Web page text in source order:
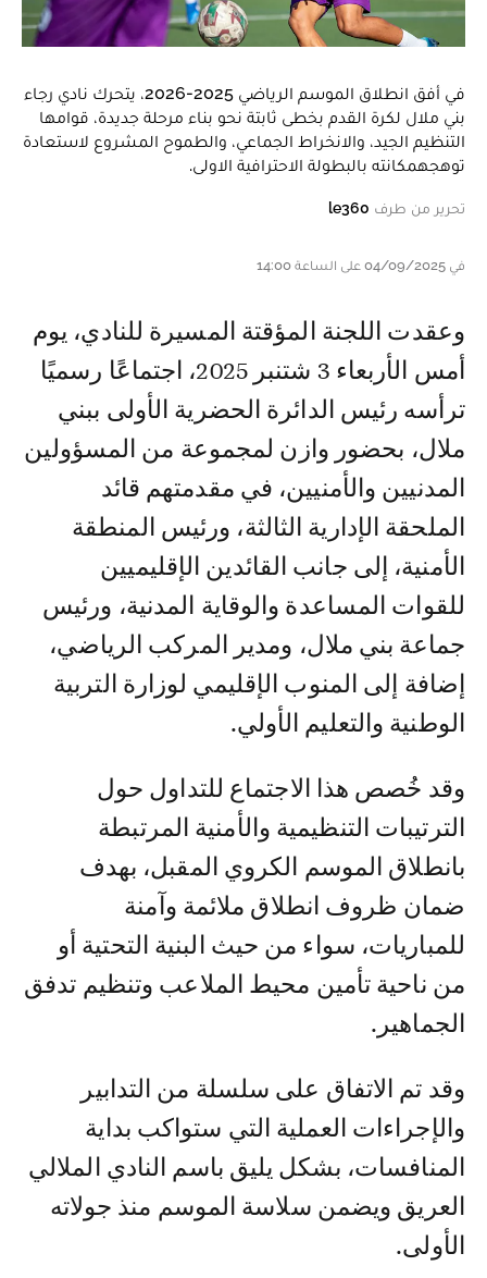
في أفق انطلاق الموسم الرياضي 2025-2026، يتحرك نادي رجاء
بني ملال لكرة القدم بخطى ثابتة نحو بناء مرحلة جديدة، قوامها
التنظيم الجيد، والانخراط الجماعي، والطموح المشروع لاستعادة
توهجهمكانته بالبطولة الاحترافية الاولى.
تحرير من طرف le360
في 04/09/2025 على الساعة 14:00
وعقدت اللجنة المؤقتة المسيرة للنادي، يوم
أمس الأربعاء 3 شتنبر 2025، اجتماعًا رسميًا
ترأسه رئيس الدائرة الحضرية الأولى ببني
ملال، بحضور وازن لمجموعة من المسؤولين
المدنيين والأمنيين، في مقدمتهم قائد
الملحقة الإدارية الثالثة، ورئيس المنطقة
الأمنية، إلى جانب القائدين الإقليميين
للقوات المساعدة والوقاية المدنية، ورئيس
جماعة بني ملال، ومدير المركب الرياضي،
إضافة إلى المنوب الإقليمي لوزارة التربية
الوطنية والتعليم الأولي.
وقد خُصص هذا الاجتماع للتداول حول
الترتيبات التنظيمية والأمنية المرتبطة
بانطلاق الموسم الكروي المقبل، بهدف
ضمان ظروف انطلاق ملائمة وآمنة
للمباريات، سواء من حيث البنية التحتية أو
من ناحية تأمين محيط الملاعب وتنظيم تدفق
الجماهير.
وقد تم الاتفاق على سلسلة من التدابير
والإجراءات العملية التي ستواكب بداية
المنافسات، بشكل يليق باسم النادي الملالي
العريق ويضمن سلاسة الموسم منذ جولاته
الأولى.